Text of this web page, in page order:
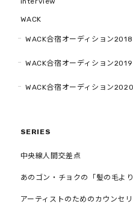
WACK
WACK合宿オーディション2018
WACK合宿オーディション2019
WACK合宿オーディション2020
SERIES
中央線人間交差点
あのゴン・チョクの「髪の毛よ
アーティストのためのカウンセ